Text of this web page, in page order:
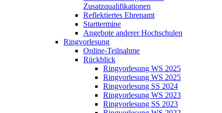
Zusatzqualifikationen
Reflektiertes Ehrenamt
Starttermine
Angebote anderer Hochschulen
Ringvorlesung
Online-Teilnahme
Rückblick
Ringvorlesung WS 2025
Ringvorlesung WS 2025
Ringvorlesung SS 2024
Ringvorlesung WS 2023
Ringvorlesung SS 2023